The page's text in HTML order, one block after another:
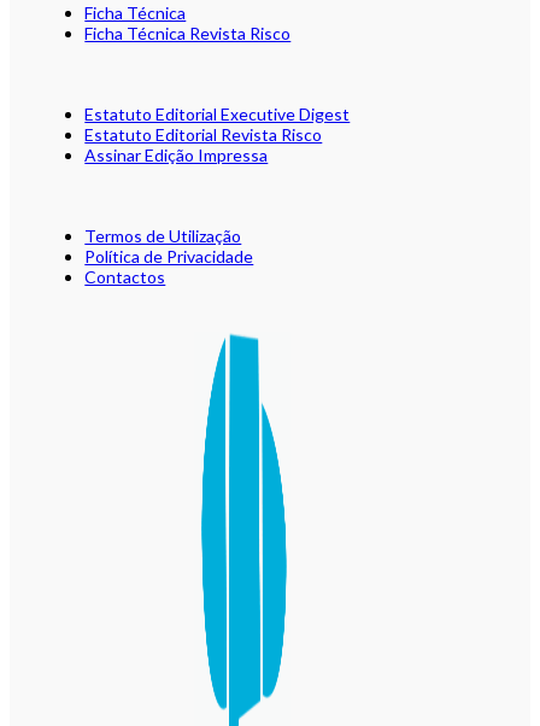
Ficha Técnica
Ficha Técnica Revista Risco
Estatuto Editorial Executive Digest
Estatuto Editorial Revista Risco
Assinar Edição Impressa
Termos de Utilização
Política de Privacidade
Contactos